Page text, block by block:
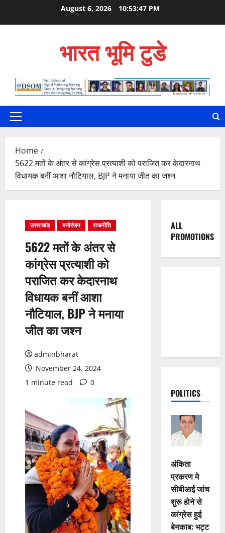
August 6, 2026 10:53:49 PM
भारत भूमि टुडे
Primary
Home
5622 मतों के अंतर से कांग्रेस प्रत्याशी को पराजित कर केदारनाथ
विधायक बनीं आशा नौटियाल, BJP ने मनाया जीत का जश्न
उत्तराखंड मनोरंजन राजनीति
5622 मतों के अंतर से
कांग्रेस प्रत्याशी को
पराजित कर केदारनाथ
विधायक बनीं आशा
नौटियाल, BJP ने मनाया
जीत का जश्न
adminbharat
November 24, 2024
1 minute read
0
ALL
PROMOTIONS
POLITICS
अंकिता
प्रकरण मे
सीबीआई जांच
शुरू होने से
कांग्रेस हुई
बेनकाब: भट्ट